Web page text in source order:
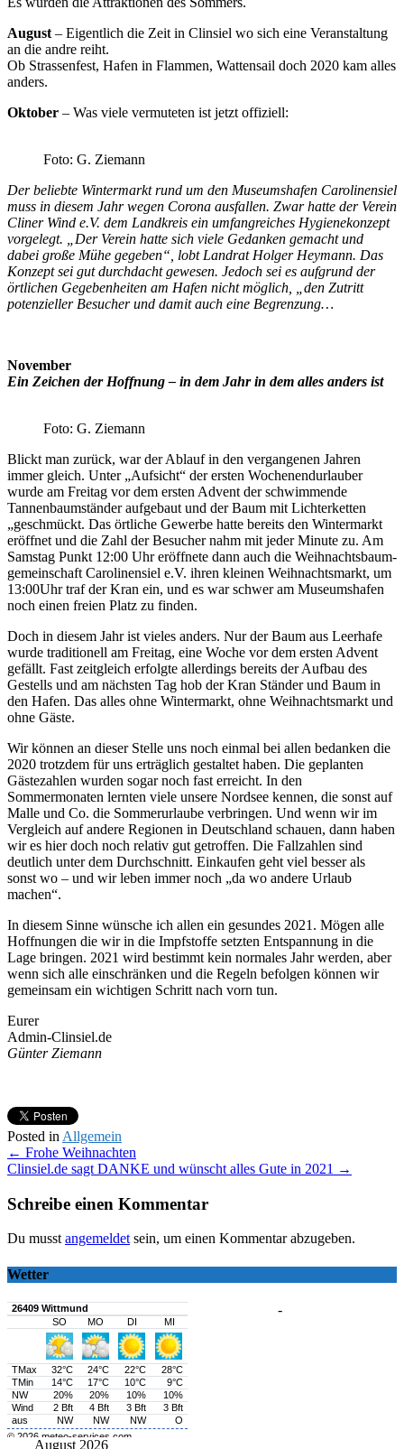
August – Eigentlich die Zeit in Clinsiel wo sich eine Veranstaltung
an die andre reiht.
Ob Strassenfest, Hafen in Flammen, Wattensail doch 2020 kam alles
anders.
Oktober – Was viele vermuteten ist jetzt offiziell:
Foto: G. Ziemann
Der beliebte Wintermarkt rund um den Museumshafen Carolinensiel
muss in diesem Jahr wegen Corona ausfallen. Zwar hatte der Verein
Cliner Wind e.V. dem Landkreis ein umfangreiches Hygienekonzept
vorgelegt. „Der Verein hatte sich viele Gedanken gemacht und
dabei große Mühe gegeben“, lobt Landrat Holger Heymann. Das
Konzept sei gut durchdacht gewesen. Jedoch sei es aufgrund der
örtlichen Gegebenheiten am Hafen nicht möglich, „den Zutritt
potenzieller Besucher und damit auch eine Begrenzung…
November
Ein Zeichen der Hoffnung – in dem Jahr in dem alles anders ist
Foto: G. Ziemann
Blickt man zurück, war der Ablauf in den vergangenen Jahren
immer gleich. Unter „Aufsicht“ der ersten Wochenendurlauber
wurde am Freitag vor dem ersten Advent der schwimmende
Tannenbaumständer aufgebaut und der Baum mit Lichterketten
„geschmückt. Das örtliche Gewerbe hatte bereits den Wintermarkt
eröffnet und die Zahl der Besucher nahm mit jeder Minute zu. Am
Samstag Punkt 12:00 Uhr eröffnete dann auch die Weihnachts­baum­
gemeinschaft Carolinensiel e.V. ihren kleinen Weihnachtsmarkt, um
13:00Uhr traf der Kran ein, und es war schwer am Museumshafen
noch einen freien Platz zu finden.
Doch in diesem Jahr ist vieles anders. Nur der Baum aus Leerhafe
wurde traditionell am Freitag, eine Woche vor dem ersten Advent
gefällt. Fast zeitgleich erfolgte allerdings bereits der Aufbau des
Gestells und am nächsten Tag hob der Kran Ständer und Baum in
den Hafen. Das alles ohne Wintermarkt, ohne Weihnachtsmarkt und
ohne Gäste.
Wir können an dieser Stelle uns noch einmal bei allen bedanken die
2020 trotzdem für uns erträglich gestaltet haben. Die geplanten
Gästezahlen wurden sogar noch fast erreicht. In den
Sommermonaten lernten viele unsere Nordsee kennen, die sonst auf
Malle und Co. die Sommerurlaube verbringen. Und wenn wir im
Vergleich auf andere Regionen in Deutschland schauen, dann haben
wir es hier doch noch relativ gut getroffen. Die Fallzahlen sind
deutlich unter dem Durchschnitt. Einkaufen geht viel besser als
sonst wo – und wir leben immer noch „da wo andere Urlaub
machen“.
In diesem Sinne wünsche ich allen ein gesundes 2021. Mögen alle
Hoffnungen die wir in die Impfstoffe setzten Entspannung in die
Lage bringen. 2021 wird bestimmt kein normales Jahr werden, aber
wenn sich alle einschränken und die Regeln befolgen können wir
gemeinsam ein wichtigen Schritt nach vorn tun.
Eurer
Admin-Clinsiel.de
Günter Ziemann
Posted in Allgemein
Post
navigation
← Frohe Weihnachten
Clinsiel.de sagt DANKE und wünscht alles Gute in 2021 →
Schreibe einen Kommentar
Du musst angemeldet sein, um einen Kommentar abzugeben.
Wetter
-
August 2026